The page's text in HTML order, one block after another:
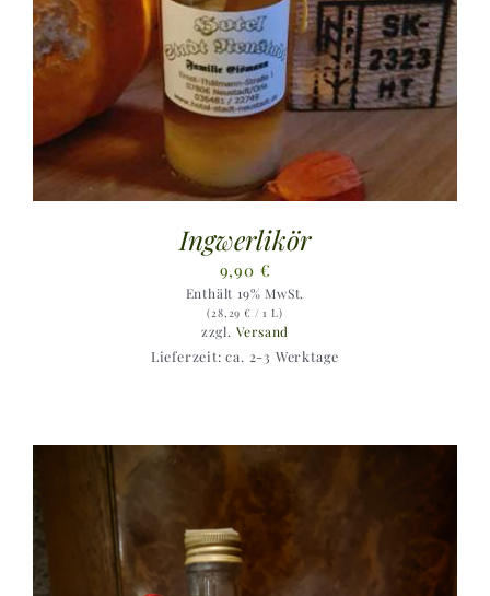
Ingwerlikör
9,90 €
Enthält 19% MwSt.
(28,29€ / 1 L)
zzgl. Versand
Lieferzeit: ca. 2-3 Werktage